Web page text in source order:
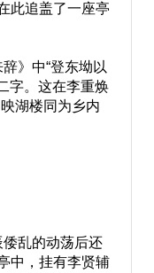
此追盖了一座亭
》中“登东坳以
字。这在李重焕
湖楼同为乡内
乱的动荡后还
中，挂有李贤辅